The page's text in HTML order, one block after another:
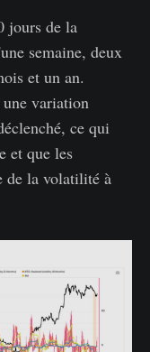
jours de la
semaine, deux
et un an.
variation
ce qui
et que les
de la volatilité à